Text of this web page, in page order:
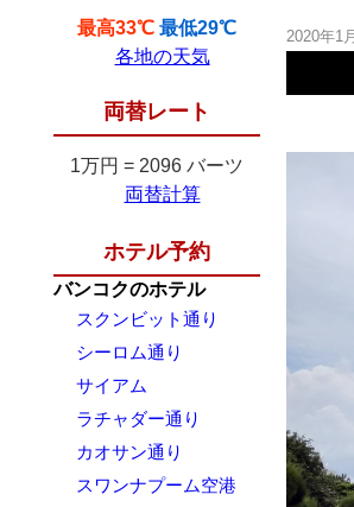
最高33℃ 最低29℃
各地の天気
両替レート
1万円 = 2096 バーツ
両替計算
ホテル予約
バンコクのホテル
スクンビット通り
シーロム通り
サイアム
ラチャダー通り
カオサン通り
スワンナプーム空港
2020年1